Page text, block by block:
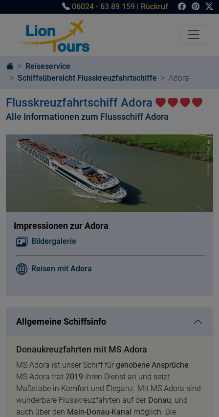
06024 - 63 89 159 | Rückruf
Reiseservice
Schiffsübersicht Flusskreuzfahrtschiffe
Adora
Flusskreuzfahrtschiff Adora
Alle Informationen zum Flussschiff Adora
© Phoenix Reisen
Impressionen zur Adora
Bildergalerie
Reisen mit Adora
Allgemeine Schiffsinfo
Donaukreuzfahrten mit MS Adora
MS Adora ist unser Schiff für gehobene Ansprüche
MS Adora trat 2019 ihren Dienst an und setzt
Maßstäbe in Komfort und Eleganz. Mit MS Adora sind
wunderbare Flusskreuzfahrten auf der Donau, und
auch über den Main-Donau-Kanal möglich. Die